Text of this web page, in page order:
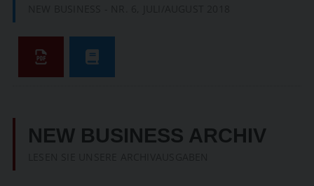
NEW BUSINESS ARCHIV